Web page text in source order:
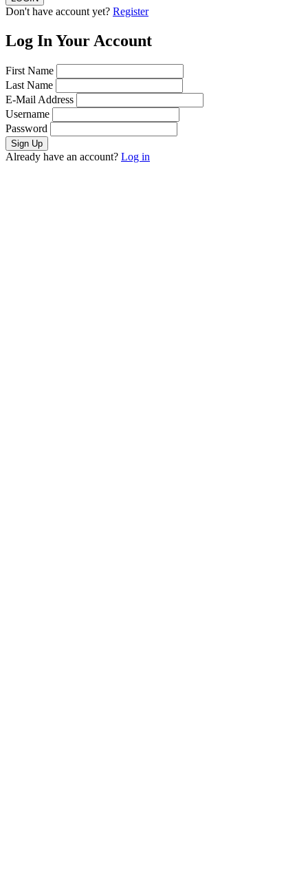
Don't have account yet? Register
Log In Your Account
First Name
Last Name
E-Mail Address
Username
Password
Already have an account? Log in